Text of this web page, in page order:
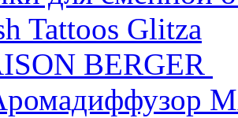
Tattoos Glitza
BERGER